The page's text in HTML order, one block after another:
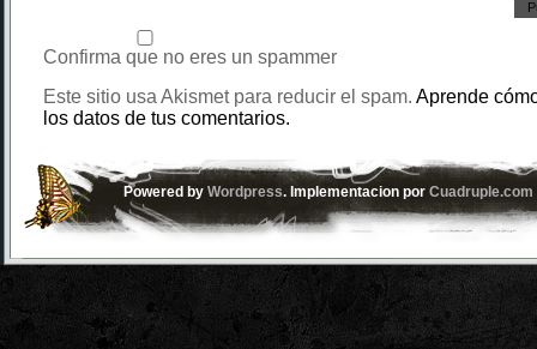
Confirma que no eres un spammer
Este sitio usa Akismet para reducir el spam. Aprende
los datos de tus comentarios.
Powered byWordpress. Implementacion porCuadruple.com